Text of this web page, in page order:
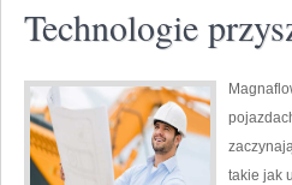
Technologie
takie jak